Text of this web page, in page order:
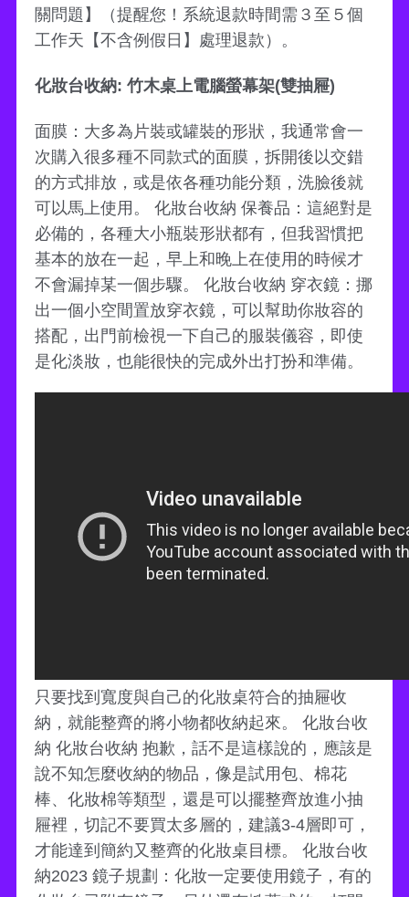
關問題】（提醒您！系統退款時間需３至５個
工作天【不含例假日】處理退款）。
化妝台收納: 竹木桌上電腦螢幕架(雙抽屜)
面膜：大多為片裝或罐裝的形狀，我通常會一
次購入很多種不同款式的面膜，拆開後以交錯
的方式排放，或是依各種功能分類，洗臉後就
可以馬上使用。 化妝台收納 保養品：這絕對是
必備的，各種大小瓶裝形狀都有，但我習慣把
基本的放在一起，早上和晚上在使用的時候才
不會漏掉某一個步驟。 化妝台收納 穿衣鏡：挪
出一個小空間置放穿衣鏡，可以幫助你妝容的
搭配，出門前檢視一下自己的服裝儀容，即使
是化淡妝，也能很快的完成外出打扮和準備。
只要找到寬度與自己的化妝桌符合的抽屜收
納，就能整齊的將小物都收納起來。 化妝台收
納 化妝台收納 抱歉，話不是這樣說的，應該是
說不知怎麼收納的物品，像是試用包、棉花
棒、化妝棉等類型，還是可以擺整齊放進小抽
屜裡，切記不要買太多層的，建議3-4層即可，
才能達到簡約又整齊的化妝桌目標。 化妝台收
納2023 鏡子規劃：化妝一定要使用鏡子，有的